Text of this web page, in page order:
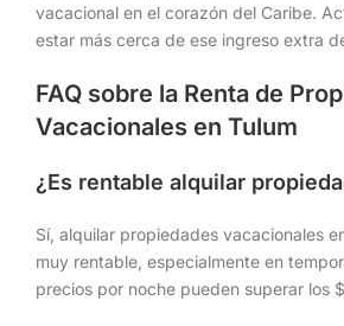
vacacional en el corazón del Caribe.
estar más cerca de ese ingreso extra
FAQ sobre la Renta de
Vacacionales en Tulum
¿Es rentable alquilar
Sí, alquilar propiedades vacacionales
muy rentable, especialmente en
precios por noche pueden superar los